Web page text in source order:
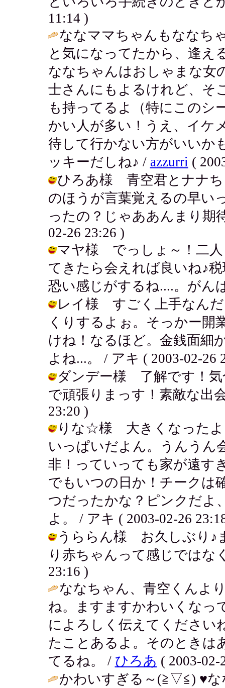
11:14 )
ななママちゃんもななち
と気になってたから、逢え
ななちゃんはおしゃまな女
士さんにもよるけれど、そ
も持ってるよ（特にこのシ
かい人が多い！うえ、イケ
待して行かない方がいいか
ッキーだしね♪ / azzurri (
ひろあ様 青空君とナナち
のほうが言葉覚えるの早い
ったの？じゃああんまり期
02-26 23:26 )
マヤ様 でっしょ～！二人
てきたら会えれば良いね♪
恐い感じがするね....。がん
レイ様 すごく上手なんだ
くりするよぉ。そっかー開
けね！なるほど。金銭面細
よね...。 / アキ ( 2003-02-26
ダンデー様 了解です！気
で頑張りまっす！素敵な出
23:20 )
りな☆様 大きくなったよ
いっぱいだよん。うんうん
非！っていっても家が遠す
でもいつの日か！チークは
つだったかな？ピンクだよ
よ。 / アキ ( 2003-02-26
うららん様 お久しぶり♪
り赤ちゃんって感じではな
23:16 )
ななちゃん、青空くんよ
ね。ますますかわいくなっ
によろしく伝えてください
たことあるよ。そのときは
てるね。 / ひろあ ( 2003-02-
かわいすぎる～(≧▽≦) ♥な